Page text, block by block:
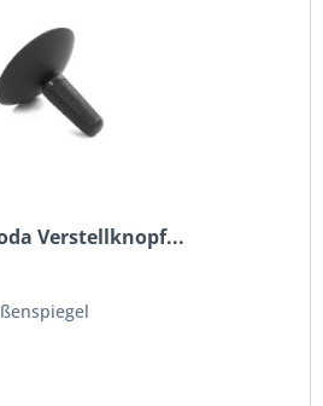
Verstellknopf...